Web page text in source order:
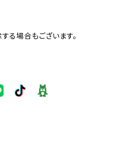
る場合もございます。